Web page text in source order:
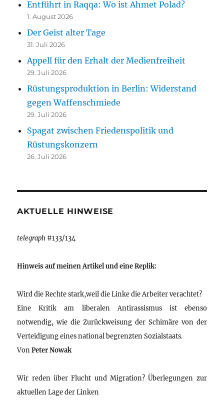
Entführt in Raqqa: Wo ist Ahmet Polad?
1. August 2026
Der Geist alter Tage
31. Juli 2026
Appell für den Erhalt der Medienfreiheit
29. Juli 2026
Rüstungsproduktion in Berlin: Widerstand
gegen Waffenschmiede
29. Juli 2026
Spagat zwischen Friedenspolitik und
Rüstungskonzern
26. Juli 2026
AKTUELLE HINWEISE
telegraph #133/134
Hinweis auf meinen Artikel und eine Replik:
Wird die Rechte stark,weil die Linke die Arbeiter verachtet?
Eine Kritik am liberalen Antirassismus ist ebenso
notwendig, wie die Zurückweisung der Schimäre von der
Verteidigung eines national begrenzten Sozialstaats.
VonPeter Nowak
Wir reden über Flucht und Migration? Überlegungen zur
aktuellen Lage der Linken